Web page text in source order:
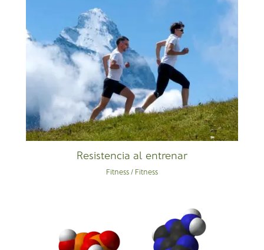
Resistencia al entrenar
Fitness / Fitness